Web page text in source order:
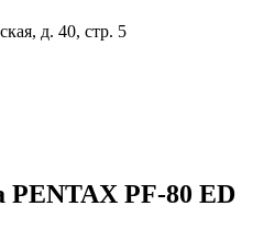
д. 40, стр. 5
PENTAX PF-80 ED